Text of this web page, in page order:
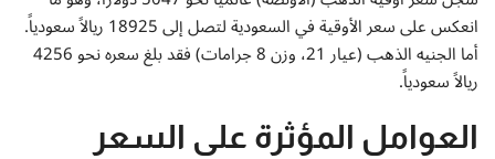
انعكس على سعر الأوقية في السعودية لتصل إلى 18925 ريالاً سعودياً.
أما الجنيه الذهب (عيار 21، وزن 8 جرامات) فقد بلغ سعره نحو 4256
ريالاً سعودياً.
العوامل المؤثرة على السعر